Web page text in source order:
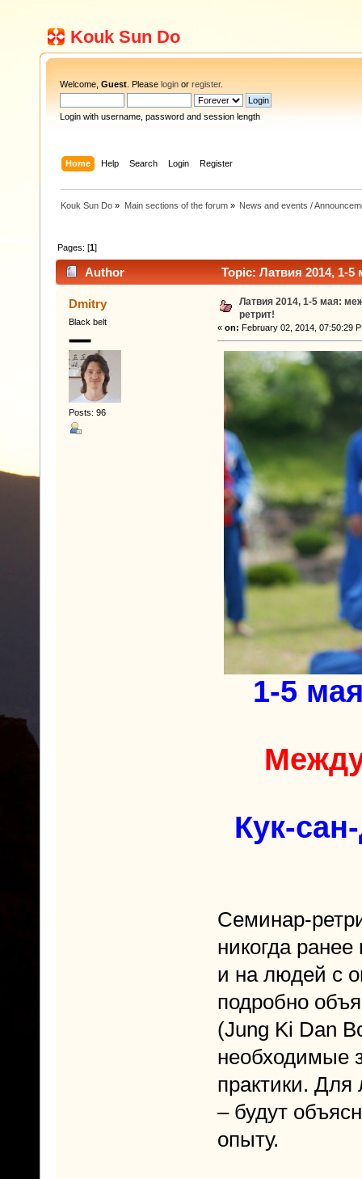
Kouk Sun Do
Welcome, Guest . Please login or register.
Login with username, password and session length
Home Help Search Login Register
Kouk Sun Do » Main sections of the forum» News and events /
Pages: [1]
Author Topic: Латвия 2014, 1-
Dmitry
Black belt
Posts: 96
Латвия 2014, 1-5 мая:
ретрит!
« on: February 02, 2014, 07:50:29
1-5
Кук-
Семинар-
никогда
и на людей с
подробно
(Jung Ki Dan
необходимые
практики.
– будут
опыту.